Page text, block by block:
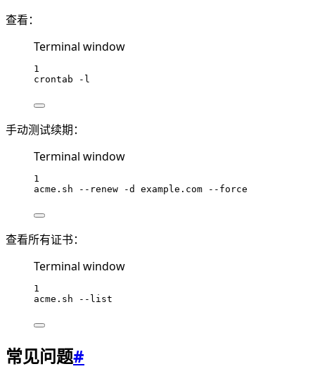
查看：
Terminal window
1
crontab
-l
手动测试续期：
Terminal window
1
acme.sh
--renew -d example.com --force
查看所有证书：
Terminal window
1
acme.sh
--list
常见问题#